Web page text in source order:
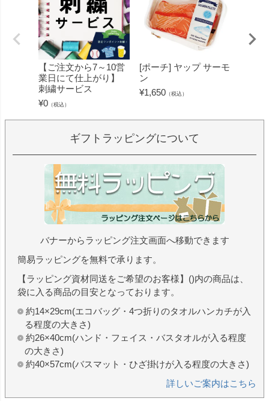
【ご注文から7～10営
業日にて仕上がり】
刺繍サービス
¥0 （税込）
[ポーチ] ヤップ サーモ
ン
¥1,650 （税込）
ギフトラッピングについて
バナーからラッピング注文画面へ移動できます
簡易ラッピングを無料で承ります。
【ラッピング資材同送をご希望のお客様】()内の商品は、
袋に入る商品の目安となっております。
約14×29cm(エコバッグ・4つ折りのタオルハンカチが入
る程度の大きさ)
約26×40cm(ハンド・フェイス・バスタオルが入る程度
の大きさ)
約40×57cm(バスマット・ひざ掛けが入る程度の大きさ)
詳しいご案内はこちら